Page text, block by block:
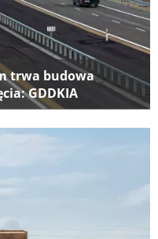
trwa budowa
GDDKIA